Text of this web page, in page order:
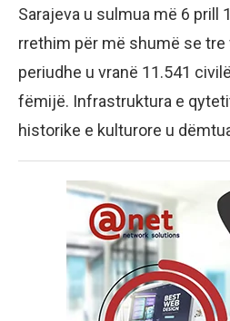
Sarajeva u sulmua më 6 prill
rrethim për më shumë se tre
periudhe u vranë 11.541
fëmijë. Infrastruktura e
historike e kulturore u